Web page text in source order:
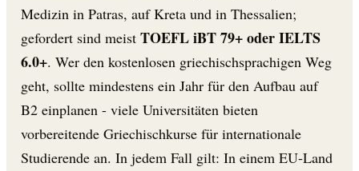
Medizin in Patras, auf Kreta und in Thessalien;
gefordert sind meist TOEFL iBT 79+ oder IELTS
6.0+. Wer den kostenlosen griechischsprachigen Weg
geht, sollte mindestens ein Jahr für den Aufbau auf
B2 einplanen - viele Universitäten bieten
vorbereitende Griechischkurse für internationale
Studierende an. In jedem Fall gilt: In einem EU-Land